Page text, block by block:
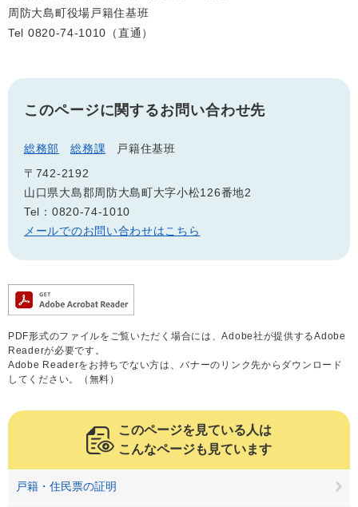
周防大島町役場戸籍住基班
Tel 0820-74-1010（直通）
このページに関するお問い合わせ先
総務部 総務課
戸籍住基班
〒742-2192
山口県大島郡周防大島町大字小松126番地2
Tel：0820-74-1010
メールでのお問い合わせはこちら
PDF形式のファイルをご覧いただく場合には、Adobe社が提供するAdobe
Readerが必要です。
Adobe Readerをお持ちでない方は、バナーのリンク先からダウンロード
してください。（無料）
このページを見ている人は
こんなページも見ています
戸籍・住民票の証明